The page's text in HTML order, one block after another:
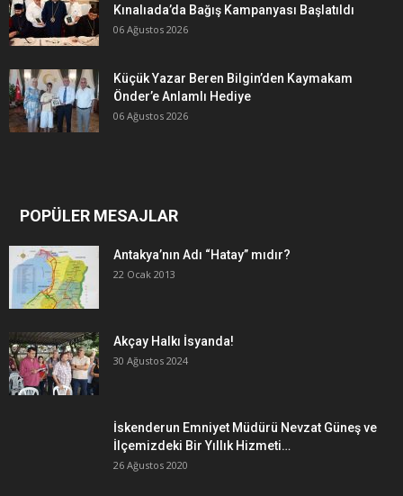
Kınalıada’da Bağış Kampanyası Başlatıldı
06 Ağustos 2026
Küçük Yazar Beren Bilgin’den Kaymakam
Önder’e Anlamlı Hediye
06 Ağustos 2026
POPÜLER MESAJLAR
Antakya’nın Adı “Hatay” mıdır?
22 Ocak 2013
Akçay Halkı İsyanda!
30 Ağustos 2024
İskenderun Emniyet Müdürü Nevzat Güneş ve
İlçemizdeki Bir Yıllık Hizmeti…
26 Ağustos 2020